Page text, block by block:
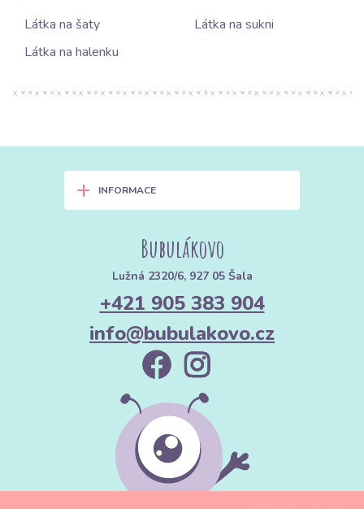
Látka na šaty
Látka na sukni
Látka na halenku
+ INFORMACE
Bubulákovo
Lužná 2320/6, 927 05 Šala
+421 905 383 904
info@bubulakovo.cz